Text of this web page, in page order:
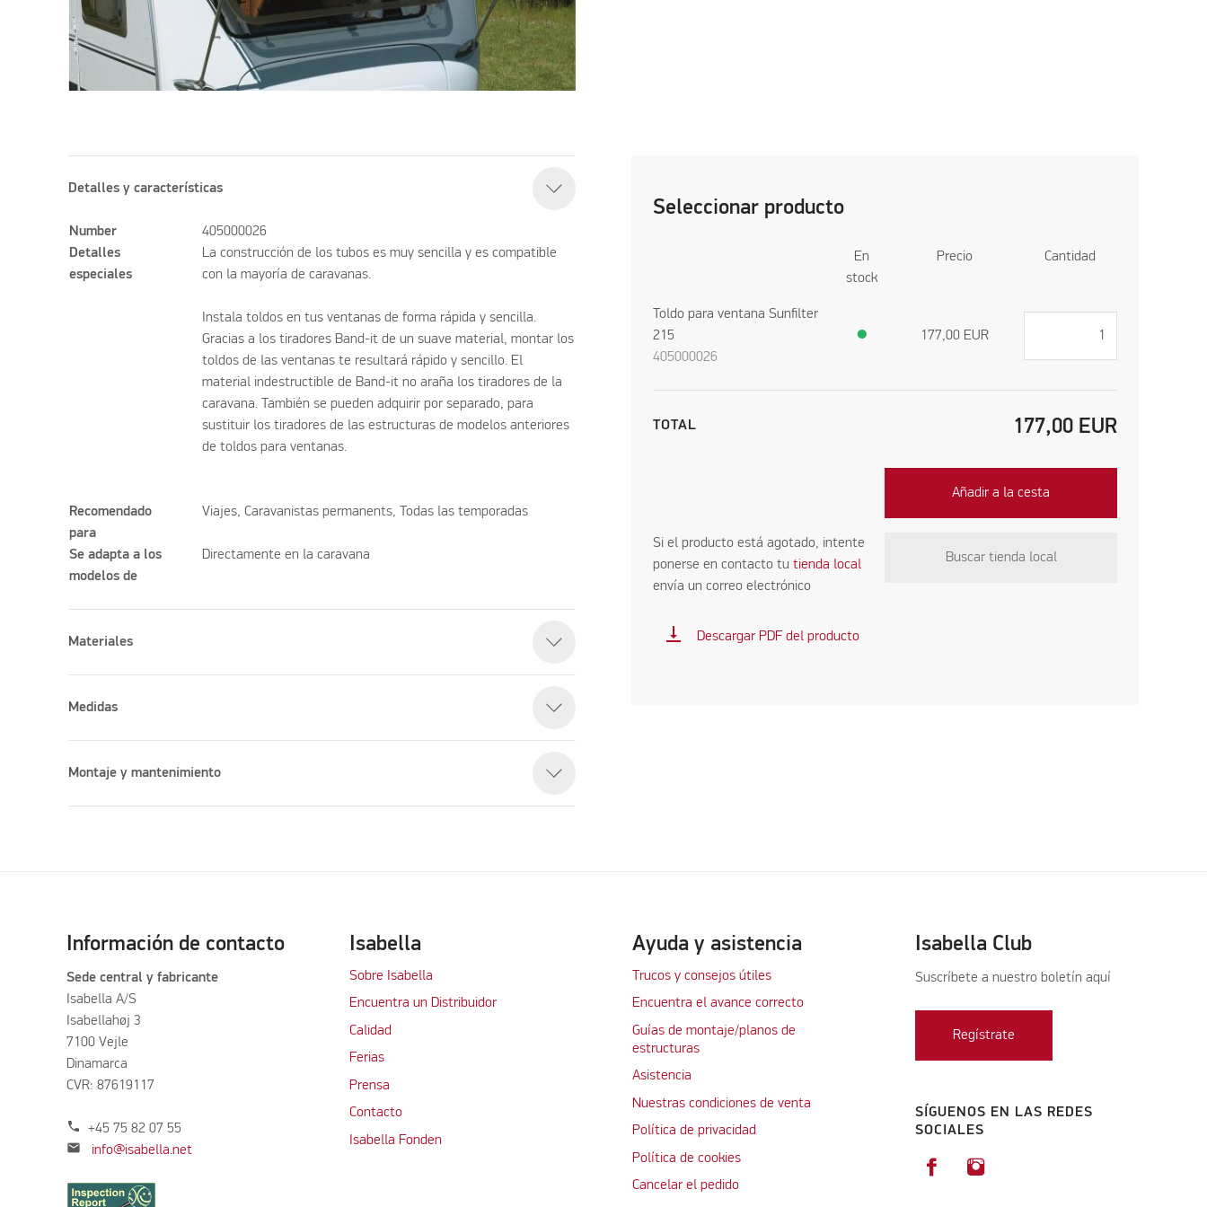
Seleccionar producto
En
stock
Precio Cantidad
Toldo para ventana Sunfilter
215
405000026
● 177,00 EUR
TOTAL 177,00 EUR
Añadir a la cesta
Si el producto está agotado, intente
ponerse en contacto tutienda local
envía un correo electrónico
Buscar tienda local
vertical_align_bottom Descargar PDF del producto
Detalles y características
Number
405000026
Detalles
especiales
La construcción de los tubos es muy sencilla y es compatible
con la mayoría de caravanas.
Instala toldos en tus ventanas de forma rápida y sencilla.
Gracias a los tiradores Band-it de un suave material, montar los
toldos de las ventanas te resultará rápido y sencillo. El
material indestructible de Band-it no araña los tiradores de la
caravana. También se pueden adquirir por separado, para
sustituir los tiradores de las estructuras de modelos anteriores
de toldos para ventanas.
Recomendado
para
Viajes, Caravanistas permanents, Todas las temporadas
Se adapta a los
modelos de
Directamente en la caravana
Materiales
Medidas
Montaje y mantenimiento
Información de contacto
Sede central y fabricante
Isabella A/S
Isabellahøj 3
7100 Vejle
Dinamarca
CVR: 87619117
phone +45 75 82 07 55
mail info@isabella.net
Isabella
Sobre Isabella
Encuentra un Distribuidor
Calidad
Ferias
Prensa
Contacto
Isabella Fonden
Ayuda y asistencia
Trucos y consejos útiles
Encuentra el avance correcto
Guías de montaje/planos de
estructuras
Asistencia
Nuestras condiciones de venta
Política de privacidad
Política de cookies
Cancelar el pedido
Isabella Club
Suscríbete a nuestro boletín aquí
Regístrate
SÍGUENOS EN LAS REDES
SOCIALES